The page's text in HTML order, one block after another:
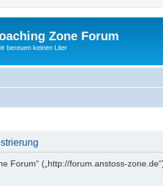
Zone Forum
bereuen keinen Liter
Forum“ („http://forum.anstoss-